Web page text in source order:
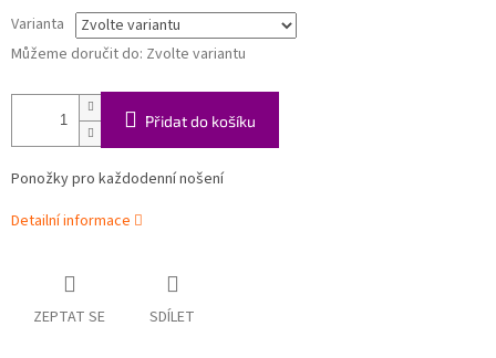
Varianta
Můžeme doručit do: Zvolte variantu
Přidat do košíku
Ponožky pro každodenní nošení
Detailní informace
ZEPTAT SE SDÍLET